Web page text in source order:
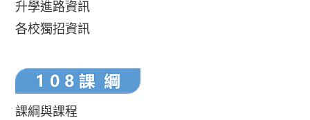
升學進路資訊
各校獨招資訊
課綱與課程